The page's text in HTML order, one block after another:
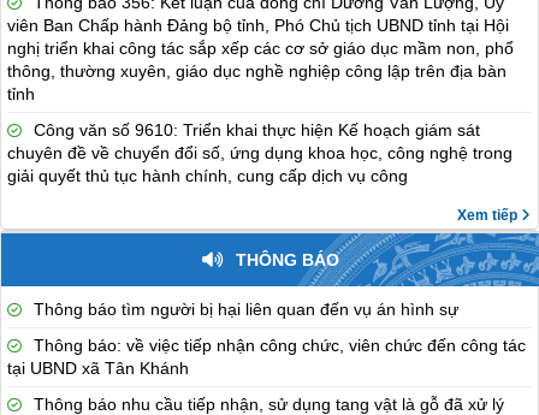
viên Ban Chấp hành Đảng bộ tỉnh, Phó Chủ tịch UBND tỉnh tại Hội
nghị triển khai công tác sắp xếp các cơ sở giáo dục mầm non, phổ
thông, thường xuyên, giáo dục nghề nghiệp công lập trên địa bàn
tỉnh
Công văn số 9610: Triển khai thực hiện Kế hoạch giám sát
chuyên đề về chuyển đổi số, ứng dụng khoa học, công nghệ trong
giải quyết thủ tục hành chính, cung cấp dịch vụ công
Xem tiếp
THÔNG BÁO
Thông báo tìm người bị hại liên quan đến vụ án hình sự
Thông báo: về việc tiếp nhận công chức, viên chức đến công tác
tại UBND xã Tân Khánh
Thông báo nhu cầu tiếp nhận, sử dụng tang vật là gỗ đã xử lý